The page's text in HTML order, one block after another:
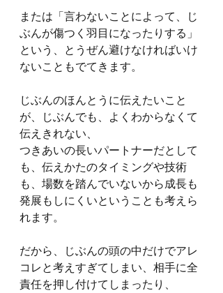
または「言わないことによって、じ
ぶんが傷つく羽目になったりする」
という、とうぜん避けなければいけ
ないこともでてきます。
じぶんのほんとうに伝えたいこと
が、じぶんでも、よくわからなくて
伝えきれない、
つきあいの長いパートナーだとして
も、伝えかたのタイミングや技術
も、場数を踏んでいないから成長も
発展もしにくいということも考えら
れます。
だから、じぶんの頭の中だけでアレ
コレと考えすぎてしまい、相手に全
責任を押し付けてしまったり、